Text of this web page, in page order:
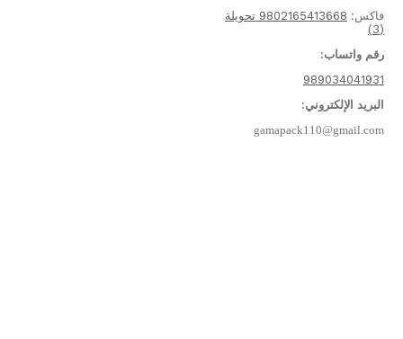
9802165413668 تحويلة
واتساب:
الإلكتروني: